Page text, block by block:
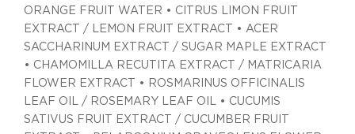
ORANGE FRUIT WATER • CITRUS LIMON FRUIT
EXTRACT / LEMON FRUIT EXTRACT • ACER
SACCHARINUM EXTRACT / SUGAR MAPLE EXTRACT
• CHAMOMILLA RECUTITA EXTRACT / MATRICARIA
FLOWER EXTRACT • ROSMARINUS OFFICINALIS
LEAF OIL / ROSEMARY LEAF OIL • CUCUMIS
SATIVUS FRUIT EXTRACT / CUCUMBER FRUIT